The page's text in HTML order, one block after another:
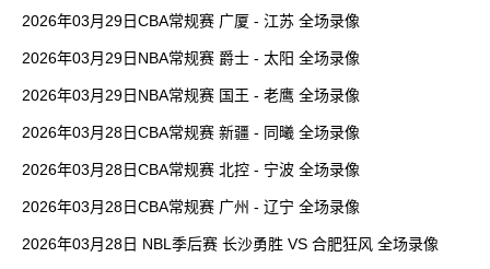
2026年03月29日CBA常规赛 广厦 - 江苏 全场录像
2026年03月29日NBA常规赛 爵士 - 太阳 全场录像
2026年03月29日NBA常规赛 国王 - 老鹰 全场录像
2026年03月28日CBA常规赛 新疆 - 同曦 全场录像
2026年03月28日CBA常规赛 北控 - 宁波 全场录像
2026年03月28日CBA常规赛 广州 - 辽宁 全场录像
2026年03月28日 NBL季后赛 长沙勇胜 VS 合肥狂风 全场录像